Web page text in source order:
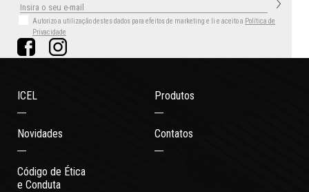
Autorizo a utilização destes dados para efeitos de marketing e li e aceito a Política de
Privacidade
ICEL Produtos
Novidades Contatos
Código de Ética
e Conduta